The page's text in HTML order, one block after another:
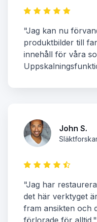
"Jag kan nu
produktbilder till
innehåll för våra
John S.
"Jag har
det här verktyget
fram ansikten och